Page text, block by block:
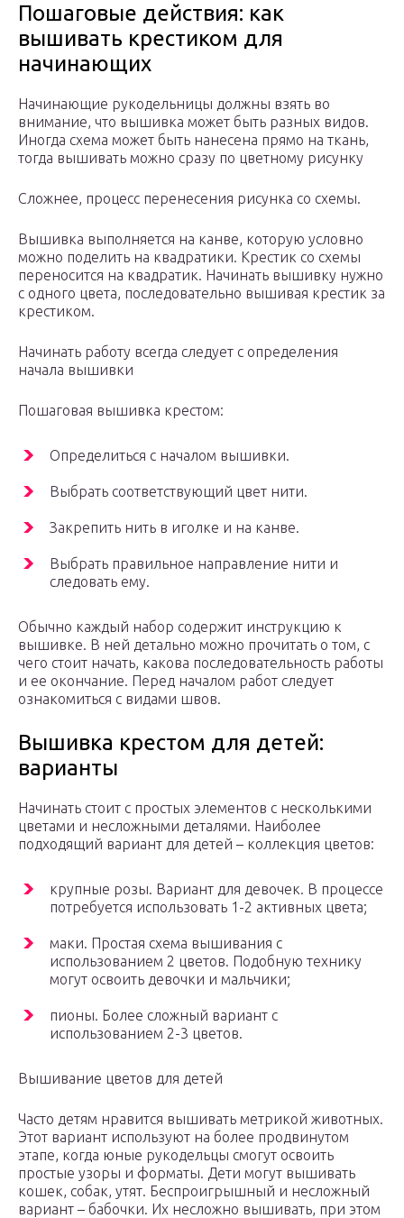
Пошаговые действия: как
вышивать крестиком для
начинающих
Начинающие рукодельницы должны взять во
внимание, что вышивка может быть разных видов.
Иногда схема может быть нанесена прямо на ткань,
тогда вышивать можно сразу по цветному рисунку
Сложнее, процесс перенесения рисунка со схемы.
Вышивка выполняется на канве, которую условно
можно поделить на квадратики. Крестик со схемы
переносится на квадратик. Начинать вышивку нужно
с одного цвета, последовательно вышивая крестик за
крестиком.
Начинать работу всегда следует с определения
начала вышивки
Пошаговая вышивка крестом:
Определиться с началом вышивки.
Выбрать соответствующий цвет нити.
Закрепить нить в иголке и на канве.
Выбрать правильное направление нити и
следовать ему.
Обычно каждый набор содержит инструкцию к
вышивке. В ней детально можно прочитать о том, с
чего стоит начать, какова последовательность работы
и ее окончание. Перед началом работ следует
ознакомиться с видами швов.
Вышивка крестом для детей:
варианты
Начинать стоит с простых элементов с несколькими
цветами и несложными деталями. Наиболее
подходящий вариант для детей – коллекция цветов:
крупные розы. Вариант для девочек. В процессе
потребуется использовать 1-2 активных цвета;
маки. Простая схема вышивания с
использованием 2 цветов. Подобную технику
могут освоить девочки и мальчики;
пионы. Более сложный вариант с
использованием 2-3 цветов.
Вышивание цветов для детей
Часто детям нравится вышивать метрикой животных.
Этот вариант используют на более продвинутом
этапе, когда юные рукодельцы смогут освоить
простые узоры и форматы. Дети могут вышивать
кошек, собак, утят. Беспроигрышный и несложный
вариант – бабочки. Их несложно вышивать, при этом